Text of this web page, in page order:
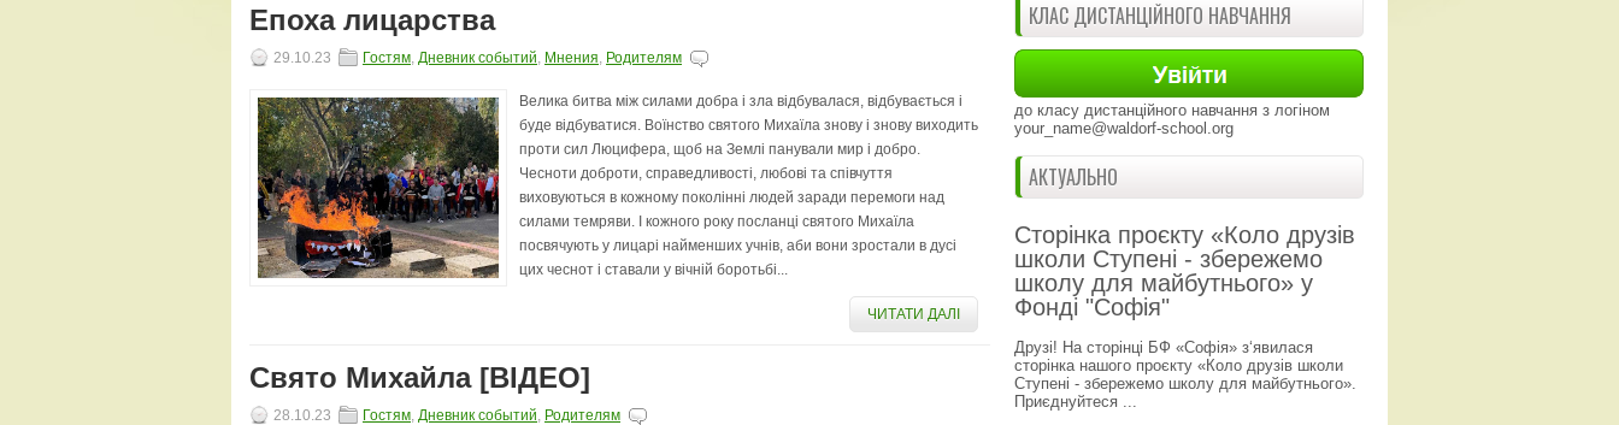
Епоха лицарства
29.10.23 Гостям, Дневник событий, Мнения, Родителям
Велика битва між силами добра і зла відбувалася, відбувається і
буде відбуватися. Воїнство святого Михаїла знову і знову виходить
проти сил Люцифера, щоб на Землі панували мир і добро.
Чесноти доброти, справедливості, любові та співчуття
виховуються в кожному поколінні людей заради перемоги над
силами темряви. І кожного року посланці святого Михаїла
посвячують у лицарі найменших учнів, аби вони зростали в дусі
цих чеснот і ставали у вічній боротьбі...
ЧИТАТИ ДАЛІ
Свято Михайла [ВІДЕО]
28.10.23 Гостям, Дневник событий, Родителям
КЛАС ДИСТАНЦІЙНОГО НАВЧАННЯ
до класу дистанційного навчання з логіном
your_name@waldorf-school.org
АКТУАЛЬНО
Сторінка проєкту «Коло друзів
школи Ступені - збережемо
школу для майбутнього» у
Фонді "Софія"
Друзі! На сторінці БФ «Софія» з‘явилася
сторінка нашого проєкту «Коло друзів школи
Ступені - збережемо школу для майбутнього».
Приєднуйтеся ...